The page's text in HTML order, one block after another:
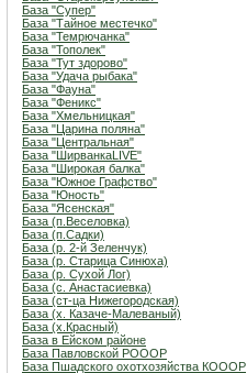
База "Супер"
База "Тайное местечко"
База "Темрючанка"
База "Тополек"
База "Тут здорово"
База "Удача рыбака"
База "Фауна"
База "Феникс"
База "Хмельницкая"
База "Царина поляна"
База "Центральная"
База "ШирванкаLIVE"
База "Широкая балка"
База "Южное Графство"
База "Юность"
База "Ясенская"
База (п.Веселовка)
База (п.Садки)
База (р. 2-й Зеленчук)
База (р. Старица Синюха)
База (р. Сухой Лог)
База (с. Анастасиевка)
База (ст-ца Нижегородская)
База (х. Казаче-Малеваный)
База (х.Красный)
База в Ейском районе
База Павловской РОООР
База Пшадского охотхозяйства КОООР